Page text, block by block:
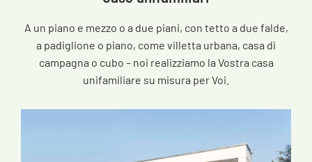
A un piano e mezzo o a due piani, con tetto a due falde,
a padiglione o piano, come villetta urbana, casa di
campagna o cubo – noi realizziamo la Vostra casa
unifamiliare su misura per Voi.